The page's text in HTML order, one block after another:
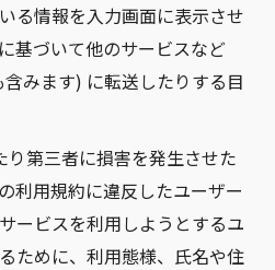
る情報を入力画面に表示させ
基づいて他のサービスなど
みます) に転送したりする目
第三者に損害を発生させた
利用規約に違反したユーザー
ービスを利用しようとするユ
ために、利用態様、氏名や住